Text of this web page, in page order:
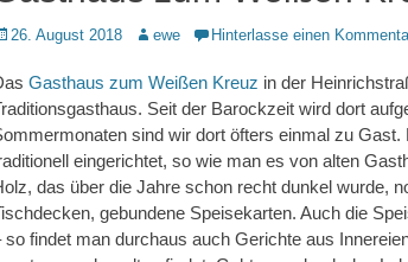
26. August 2018 Autor
ewe Hinterlasse einen
Gasthaus zum Weißen Kreuz in der
Seit der Barockzeit wird dort
sind wir dort öfters einmal zu
eingerichtet, so wie man es von alten
das über die Jahre schon recht dunkel wurde,
gebundene Speisekarten. Auch die
so findet man durchaus auch Gerichte aus